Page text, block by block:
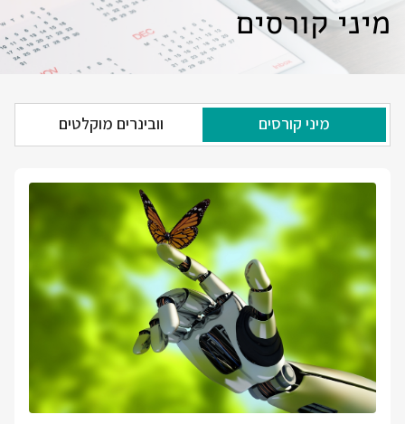
מיני קורסים
מיני קורסים וובינרים מוקלטים